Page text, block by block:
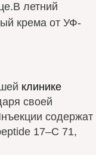
летний
крема от УФ-
клинике
своей
содержат
17–C 71,